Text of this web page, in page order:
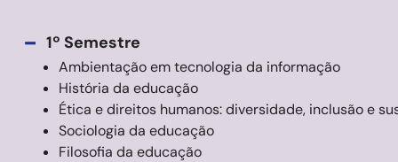
- 1º Semestre
Ambientação em tecnologia da informação
História da educação
Ética e direitos humanos: diversidade, inclusão e
Sociologia da educação
Filosofia da educação